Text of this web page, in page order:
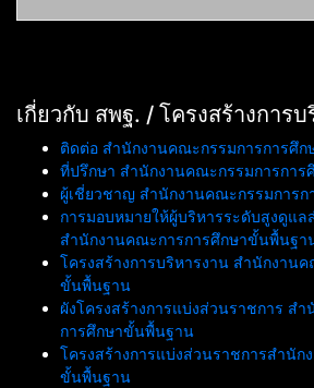
เกี่ยวกับ สพฐ. / โครงสร้างการบ
ติดต่อ สำนักงานคณะกรรมการการศึ
ที่ปรึกษา สำนักงานคณะกรรมการกา
ผู้เชี่ยวชาญ สำนักงานคณะกรรมการ
การมอบหมายให้ผู้บริหารระดับสูงดูแ
สำนักงานคณะการการศึกษาขั้นพื้นฐา
โครงสร้างการบริหารงาน สำนักงาน
ขั้นพื้นฐาน
ผังโครงสร้างการแบ่งส่วนราชการ ส
การศึกษาขั้นพื้นฐาน
โครงสร้างการแบ่งส่วนราชการสำนั
ขั้นพื้นฐาน